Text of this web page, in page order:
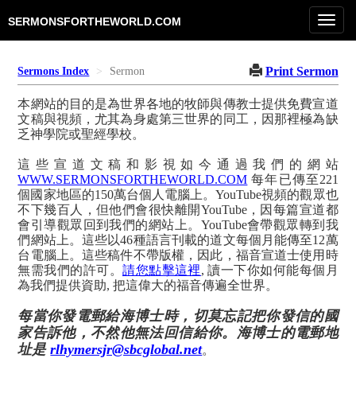
SERMONSFORTHEWORLD.COM
Sermons Index Sermon Print Sermon
本網站的目的是為世界各地的牧師與傳教士提供免費宣道
文稿與視頻，尤其為身處第三世界的同工，因那裡極為缺
乏神學院或聖經學校。
這些宣道文稿和影視如今通過我們的網站
WWW.SERMONSFORTHEWORLD.COM 每年已傳至221
個國家地區的150萬台個人電腦上。YouTube視頻的觀眾也
不下幾百人，但他們會很快離開YouTube，因每篇宣道都
會引導觀眾回到我們的網站上。YouTube會帶觀眾轉到我
們網站上。這些以46種語言刊載的道文每個月能傳至12萬
台電腦上。這些稿件不帶版權，因此，福音宣道士使用時
無需我們的許可。請您點擊這裡, 讀一下你如何能每個月
為我們提供資助, 把這偉大的福音傳遍全世界。
每當你發電郵給海博士時，切莫忘記把你發信的國
家告訴他，不然他無法回信給你。海博士的電郵地
址是rlhymersjr@sbcglobal.net。